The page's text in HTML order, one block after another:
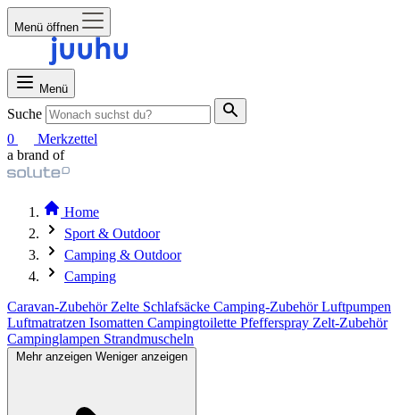
Menü öffnen
Menü
Suche
0
Merkzettel
a brand of
Home
Sport & Outdoor
Camping & Outdoor
Camping
Caravan-Zubehör Zelte Schlafsäcke Camping-ZubehörLuftpumpen
Luftmatratzen Isomatten Campingtoilette Pfefferspray Zelt-Zubehör
Campinglampen Strandmuscheln
Mehr anzeigen Weniger anzeigen